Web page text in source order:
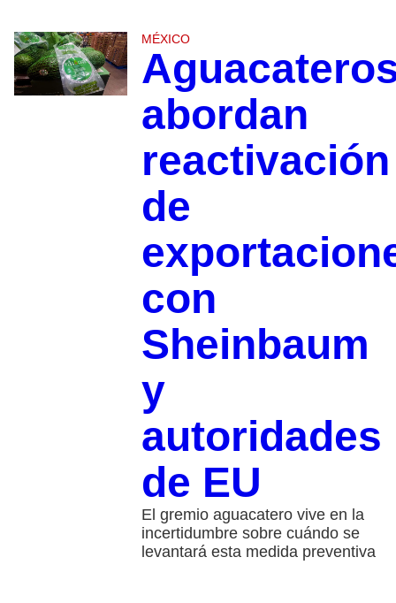
MÉXICO
abordan
reactivación
de
con
Sheinbaum
y
autoridades
de EU
El gremio aguacatero vive en la
incertidumbre sobre cuándo se
levantará esta medida preventiva